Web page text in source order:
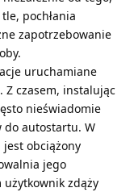
pochłania
zapotrzebowanie
uruchamiane
Z czasem, instalując
nieświadomie
do autostartu. W
jest obciążony
jego
zdąży